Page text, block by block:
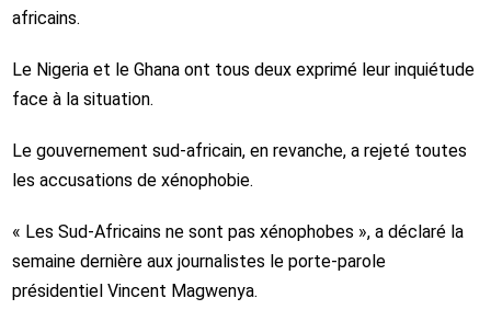
africains.
Le Nigeria et le Ghana ont tous deux exprimé leur inquiétude
face à la situation.
Le gouvernement sud-africain, en revanche, a rejeté toutes
les accusations de xénophobie.
« Les Sud-Africains ne sont pas xénophobes », a déclaré la
semaine dernière aux journalistes le porte-parole
présidentiel Vincent Magwenya.